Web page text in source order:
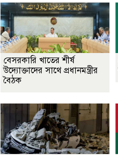
বেসরকারি খাতের শীর্ষ
উদ্যোক্তাদের সাথে প্রধানমন্ত্রীর
বৈঠক